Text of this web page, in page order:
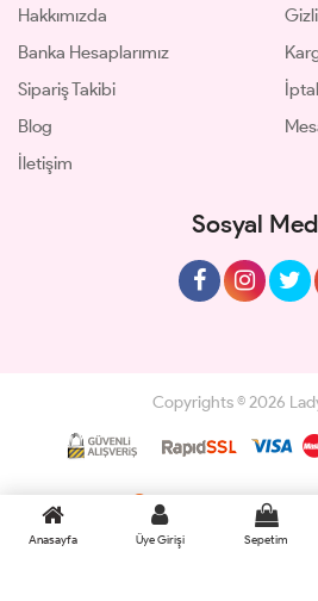
Hakkımızda
Banka Hesaplarımız
Sipariş Takibi
Blog
İletişim
Sosyal
Copyrights © 2026
Geliştir - powered by
Anasayfa Üye Girişi Sepetim